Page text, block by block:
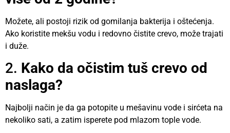
Možete, ali postoji rizik od gomilanja bakterija i oštećenja.
Ako koristite mekšu vodu i redovno čistite crevo, može trajati
i duže.
2. Kako da očistim tuš crevo od
naslaga?
Najbolji način je da ga potopite u mešavinu vode i sirćeta na
nekoliko sati, a zatim isperete pod mlazom tople vode.